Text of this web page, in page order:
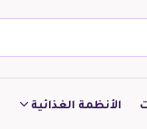
الأنظمة الغذائية